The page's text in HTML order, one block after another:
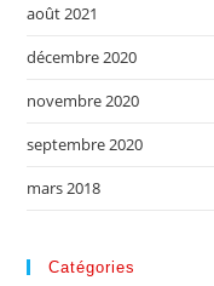
août 2021
décembre 2020
novembre 2020
septembre 2020
mars 2018
Catégories